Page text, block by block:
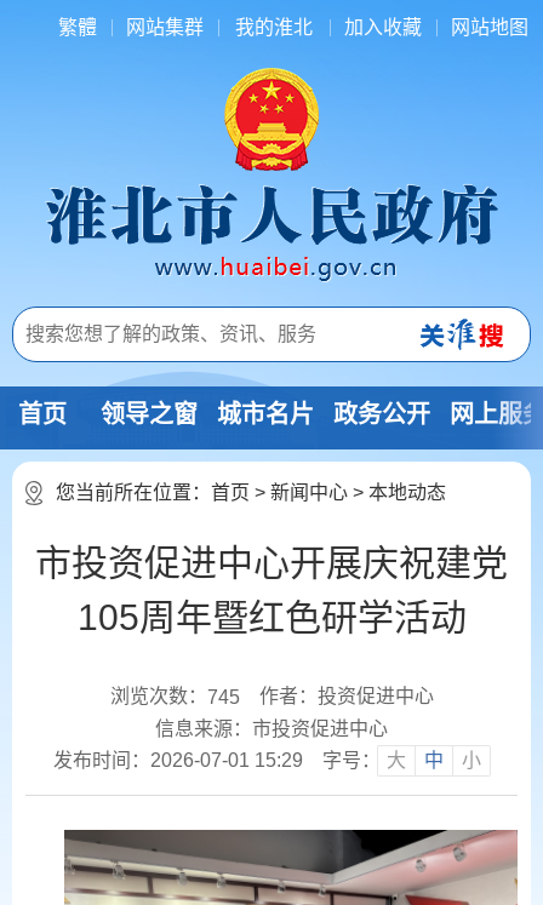
繁體 网站集群 我的淮北 加入收藏 网站地图
首页 领导之窗 城市名片 政务公开 网上服
您当前所在位置： 首页 > 新闻中心 > 本地动态
市投资促进中心开展庆祝建党
105周年暨红色研学活动
浏览次数： 745
作者：投资促进中心
信息来源：市投资促进中心
发布时间：2026-07-01 15:29
字号： 大 中 小